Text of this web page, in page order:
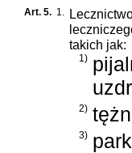
Art. 5. 1.
takich jak:
1)
2)
3)